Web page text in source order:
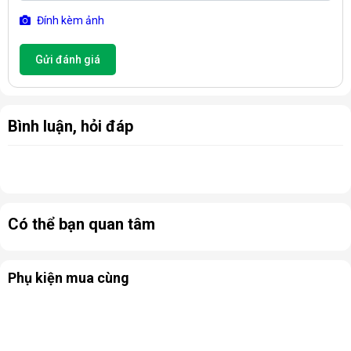
Đính kèm ảnh
Gửi đánh giá
Bình luận, hỏi đáp
Có thể bạn quan tâm
Phụ kiện mua cùng